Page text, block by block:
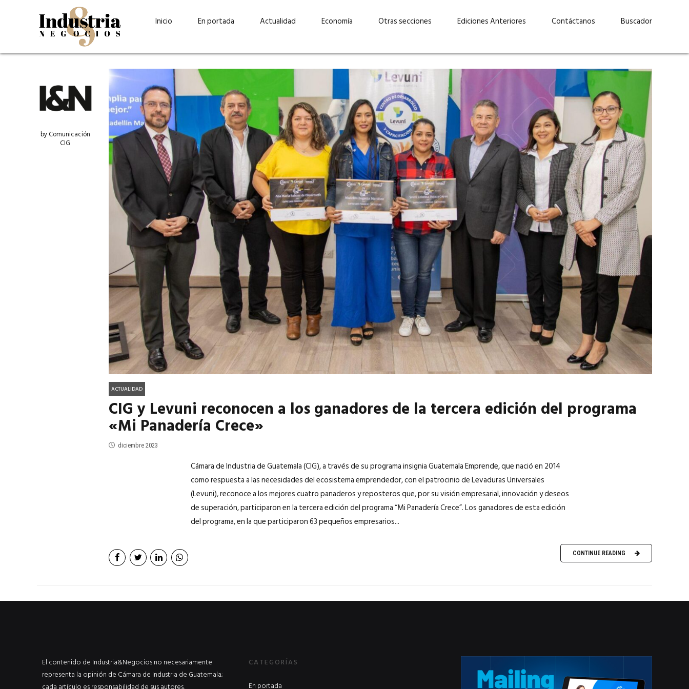
Inicio En portada
Guatehuevo: medio siglo
produciendo la proteína
más accesible para los
julio 2026
“La sostenibilidad está en
el centro de Cervecería
Ambev Guatemala» –
Ricardo Urteaga
EN PORTADA mayo 2026
“Invertir con propósito:
cómo CBC impulsa su
crecimiento industrial a
través de la innovación y la
sostenibilidad”
EN PORTADA abril 2026
Elizabeth Suárez: “Las
mujeres podemos liderar y
abrirnos paso por nuestros
propios méritos”
EN PORTADA marzo 2026
Lucas Martínez Paz: “En
tecnología, hay que invertir
con inteligencia, no por
moda”
EN PORTADA febrero 2026
Actualidad Economía Otras secciones Ediciones Anteriores Contáctanos Buscador
by Comunicación
CIG
ACTUALIDAD
CIG y Levuni reconocen a los ganadores de la tercera edición del programa
«Mi Panadería Crece»
diciembre 2023
Cámara de Industria de Guatemala (CIG), a través de su programa insignia Guatemala Emprende, que nació en 2014
como respuesta a las necesidades del ecosistema emprendedor, con el patrocinio de Levaduras Universales
(Levuni), reconoce a los mejores cuatro panaderos y reposteros que, por su visión empresarial, innovación y deseos
de superación, participaron en la tercera edición del programa “Mi Panadería Crece”. Los ganadores de esta edición
del programa, en la que participaron 63 pequeños empresarios...
CONTINUE READING
El contenido de Industria&Negocios no necesariamente
representa la opinión de Cámara de Industria de Guatemala;
CATEGORÍAS
En portada